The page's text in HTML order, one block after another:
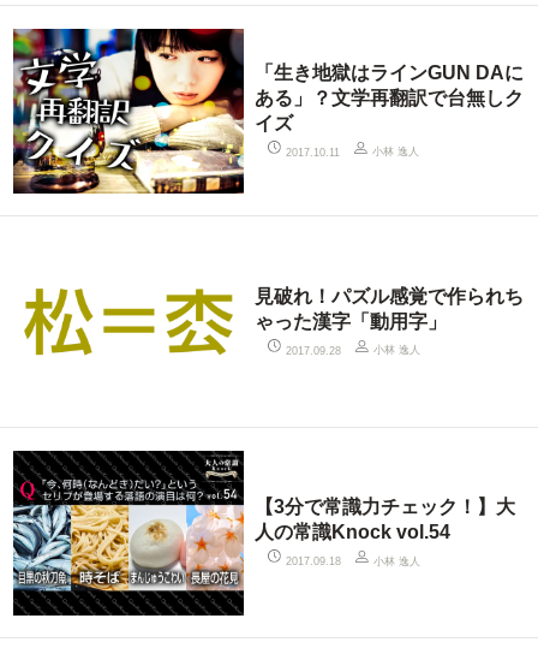
「生き地獄はラインGUN DAに
ある」？文学再翻訳で台無しク
イズ
2017.10.11 小林 逸人
見破れ！パズル感覚で作られち
ゃった漢字「動用字」
2017.09.28 小林 逸人
【3分で常識力チェック！】大
人の常識Knock vol.54
2017.09.18 小林 逸人